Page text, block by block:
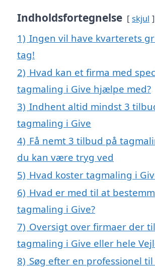
Indholdsfortegnelse skjul
1) Ingen vil have kvarterets
tag!
2) Hvad kan et firma med
tagmaling i Give hjælpe med?
3) Indhent altid mindst 3
tagmaling i Give
4) Få nemt 3 tilbud på
du kan være tryg ved
5) Hvad koster tagmaling i
6) Hvad er med til at
tagmaling i Give?
7) Oversigt over firmaer der
tagmaling i Give eller hele
8) Søg efter en professionel